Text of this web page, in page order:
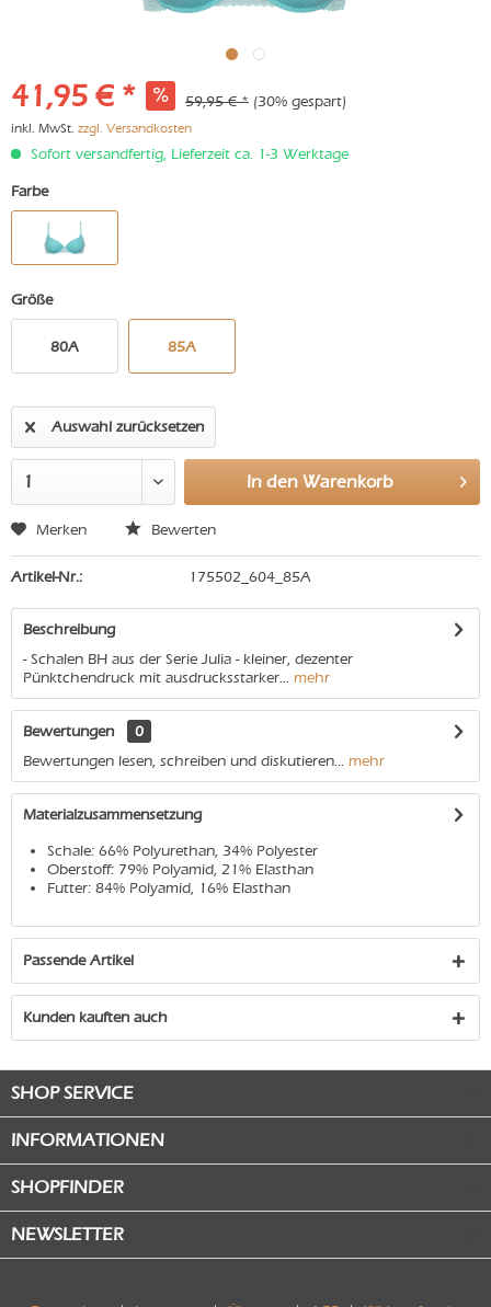
41,95 € * 59,95 € * (30% gespart)
inkl. MwSt. zzgl. Versandkosten
Sofort versandfertig, Lieferzeit ca. 1-3 Werktage
Farbe
Größe
80A 85A
Auswahl zurücksetzen
In den Warenkorb
Merken Bewerten
Artikel-Nr.: 175502_604_85A
Beschreibung
- Schalen BH aus der Serie Julia - kleiner, dezenter
Pünktchendruck mit ausdrucksstarker... mehr
Bewertungen
0
Bewertungen lesen, schreiben und diskutieren... mehr
Materialzusammensetzung
Schale: 66% Polyurethan, 34% Polyester
Oberstoff: 79% Polyamid, 21% Elasthan
Futter: 84% Polyamid, 16% Elasthan
Passende Artikel
Kunden kauften auch
SHOP SERVICE
INFORMATIONEN
SHOPFINDER
NEWSLETTER